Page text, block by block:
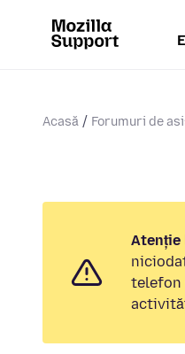
Acasă Forumuri de
Atenție
telefon